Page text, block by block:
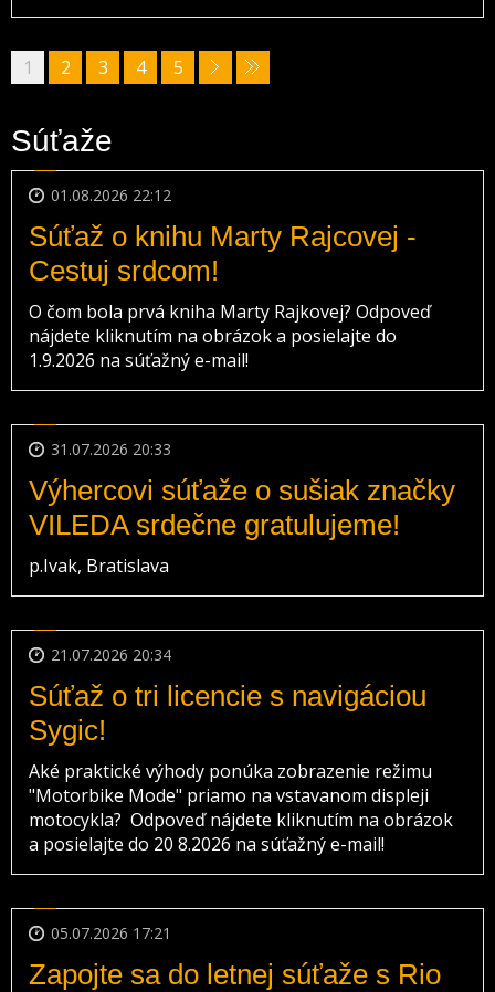
1 2 3 4 5
Súťaže
01.08.2026 22:12
Súťaž o knihu Marty Rajcovej -
Cestuj srdcom!
O čom bola prvá kniha Marty Rajkovej? Odpoveď
nájdete kliknutím na obrázok a posielajte do
1.9.2026 na súťažný e-mail!
31.07.2026 20:33
Výhercovi súťaže o sušiak značky
VILEDA srdečne gratulujeme!
p.Ivak, Bratislava
21.07.2026 20:34
Súťaž o tri licencie s navigáciou
Sygic!
Aké praktické výhody ponúka zobrazenie režimu
"Motorbike Mode" priamo na vstavanom displeji
motocykla? Odpoveď nájdete kliknutím na obrázok
a posielajte do 20 8.2026 na súťažný e-mail!
05.07.2026 17:21
Zapojte sa do letnej súťaže s Rio